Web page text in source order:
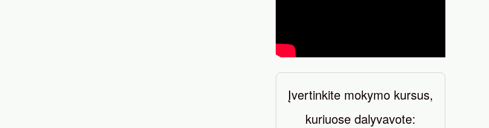
Įvertinkite mokymo kursus,
kuriuose dalyvavote: